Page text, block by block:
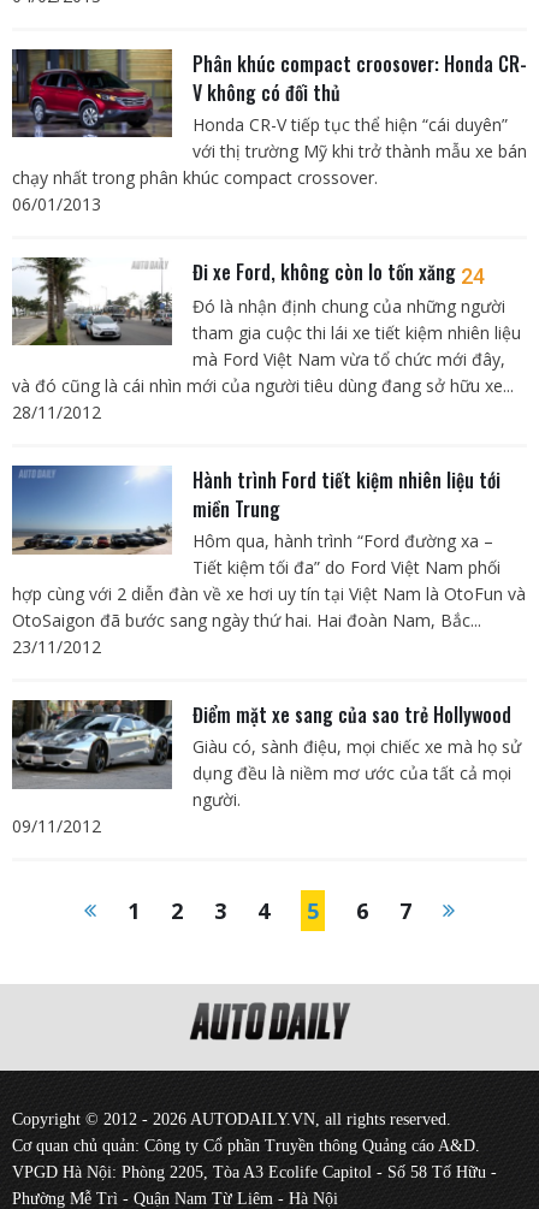
Phân khúc compact croosover: Honda CR-
V không có đối thủ
Honda CR-V tiếp tục thể hiện “cái duyên”
với thị trường Mỹ khi trở thành mẫu xe bán
chạy nhất trong phân khúc compact crossover.
06/01/2013
Đi xe Ford, không còn lo tốn xăng 24
Đó là nhận định chung của những người
tham gia cuộc thi lái xe tiết kiệm nhiên liệu
mà Ford Việt Nam vừa tổ chức mới đây,
và đó cũng là cái nhìn mới của người tiêu dùng đang sở hữu xe...
28/11/2012
Hành trình Ford tiết kiệm nhiên liệu tới
miền Trung
Hôm qua, hành trình “Ford đường xa –
Tiết kiệm tối đa” do Ford Việt Nam phối
hợp cùng với 2 diễn đàn về xe hơi uy tín tại Việt Nam là OtoFun và
OtoSaigon đã bước sang ngày thứ hai. Hai đoàn Nam, Bắc...
23/11/2012
Điểm mặt xe sang của sao trẻ Hollywood
Giàu có, sành điệu, mọi chiếc xe mà họ sử
dụng đều là niềm mơ ước của tất cả mọi
người.
09/11/2012
1 2 3 4 5 6 7
Copyright © 2012 - 2026 AUTODAILY.VN, all rights reserved.
Cơ quan chủ quản: Công ty Cổ phần Truyền thông Quảng cáo A&D.
VPGD Hà Nội: Phòng 2205, Tòa A3 Ecolife Capitol - Số 58 Tố Hữu -
Phường Mễ Trì - Quận Nam Từ Liêm - Hà Nội